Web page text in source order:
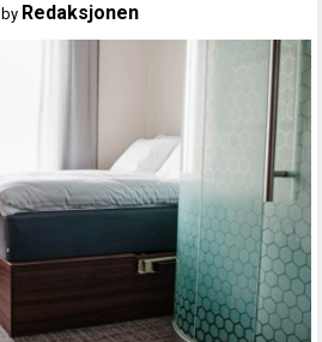
by Redaksjonen